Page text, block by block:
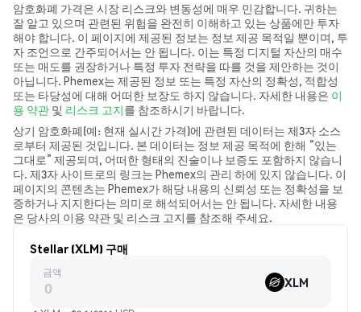
암호화폐 가격은 시장 리스크와 변동성에 매우 민감합니다. 귀하는
잘 알고 있으며 관련된 위험을 완전히 이해하고 있는 상품에만 투자
해야 합니다. 이 페이지에 제공된 정보는 정보 제공 목적일 뿐이며, 투
자 조언으로 간주되어서는 안 됩니다. 이는 특정 디지털 자산의 매수
또는 매도를 권장하거나 특정 투자 전략을 따를 것을 제안하는 것이
아닙니다. Phemex는 제공된 정보 또는 특정 자산의 정확성, 적합성
또는 타당성에 대해 어떠한 보장도 하지 않습니다. 자세한 내용은 이
용 약관 및 리스크 고지를 참조하시기 바랍니다.
상기 암호화폐(예: 현재 실시간 가격)에 관련된 데이터는 제3자 소스
로부터 제공된 것입니다. 본 데이터는 정보 제공 목적에 한해 “있는
그대로” 제공되며, 어떠한 형태의 진술이나 보증도 포함하지 않습니
다. 제3자 사이트로의 링크는 Phemex의 관리 하에 있지 않습니다. 이
페이지의 콘텐츠는 Phemex가 해당 내용의 신뢰성 또는 정확성을 보
증하거나 지지한다는 의미로 해석되어서는 안 됩니다. 자세한 내용
은 당사의 이용 약관 및 리스크 고지를 참조해 주세요.
Stellar (XLM) 구매
금액
XLM